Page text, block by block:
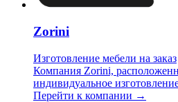
Zorini
Изготовление мебели на заказ
Компания Zorini,
индивидуальное
Перейти к компании →